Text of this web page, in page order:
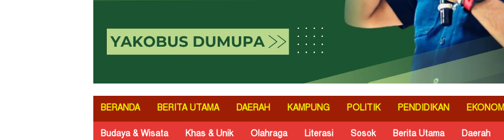
BERANDA BERITA UTAMA DAERAH KAMPUNG POLITIK PENDIDIKAN EKONOMI
Budaya & Wisata Khas & Unik Olahraga Literasi Sosok Berita Utama Daerah